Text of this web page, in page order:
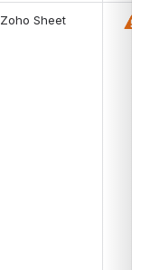
Zoho Sheet